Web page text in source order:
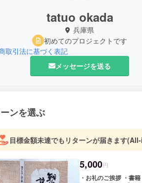
tatuo okada
兵庫県
初めてのプロジェクトです
取引法に基づく表記
メッセージを送る
ンを選ぶ
目標金額未達でもリターンが届きます
5,000円
・お礼のご挨拶 ・書籍【戦争を長く